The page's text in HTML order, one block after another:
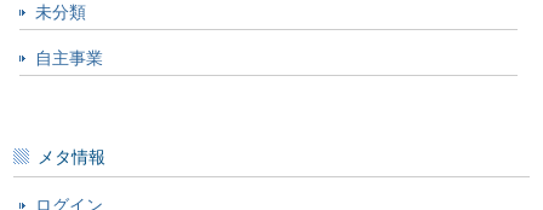
未分類
自主事業
メタ情報
ログイン